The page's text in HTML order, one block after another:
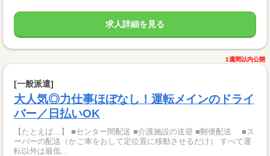
求人詳細を見る
1週間以内公開
[一般派遣]
大人気◎力仕事ほぼなし！運転メインのドライ
バー／日払いOK
【たとえば…】 ■センター間配送 ■介護施設の送迎 ■郵便配送 ■ス
ーパーの配送（かご車をおして定位置に移動させるだけ） すべて運
転以外は最低...